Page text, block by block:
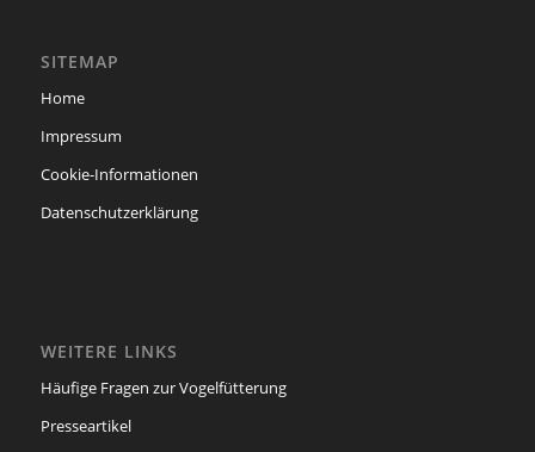
SITEMAP
Home
Impressum
Cookie-Informationen
Datenschutzerklärung
WEITERE LINKS
Häufige Fragen zur Vogelfütterung
Presseartikel